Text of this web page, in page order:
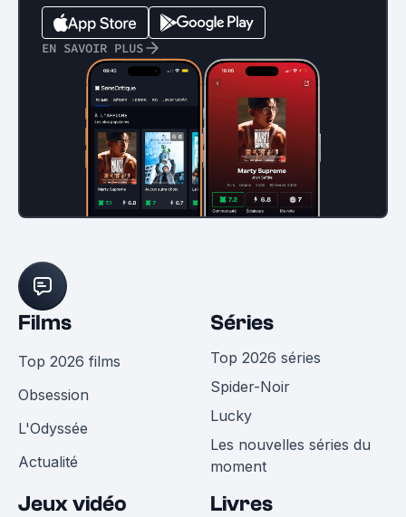
EN SAVOIR PLUS
Films
Top 2026 films
Obsession
L'Odyssée
Actualité
Séries
Top 2026 séries
Spider-Noir
Lucky
Les nouvelles séries du
moment
Jeux vidéo Livres